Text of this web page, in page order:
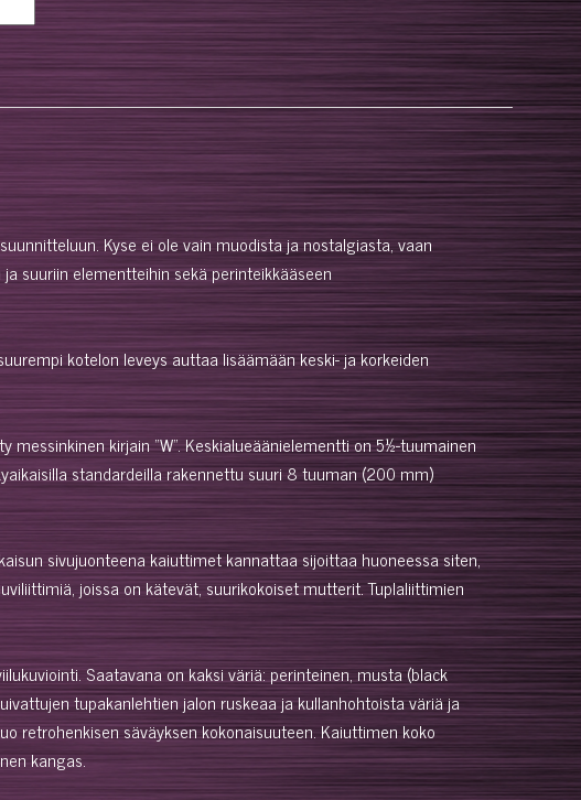
Kyse ei ole vain muodista ja nostalgiasta, vaan
suuriin elementteihin sekä perinteikkääseen
kotelon leveys auttaa lisäämään keski- ja korkeiden
kirjain "W". Keskialueäänielementti on 5½-tuumainen
standardeilla rakennettu suuri 8 tuuman (200 mm)
sivujuonteena kaiuttimet kannattaa sijoittaa huoneessa siten,
joissa on kätevät, suurikokoiset mutterit. Tuplaliittimien
Saatavana on kaksi väriä: perinteinen, musta (black
tupakanlehtien jalon ruskeaa ja kullanhohtoista väriä ja
retrohenkisen säväyksen kokonaisuuteen. Kaiuttimen koko
kangas.